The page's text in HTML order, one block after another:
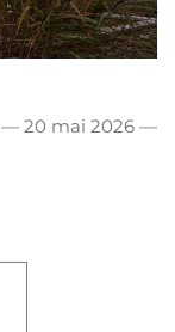
— 20 mai 2026 —